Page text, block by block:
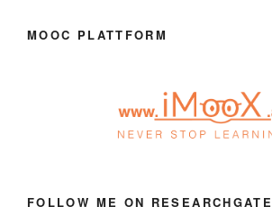
MOOC PLATTFORM
FOLLOW ME ON RESEARCHGATE